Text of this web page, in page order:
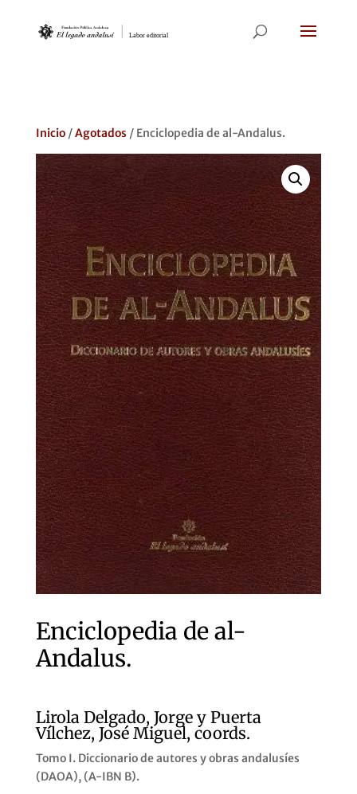
Inicio/Agotados/ Enciclopedia de al-Andalus.
Enciclopedia de al-
Andalus.
Lirola Delgado, Jorge y Puerta
Vílchez, José Miguel, coords.
Tomo I. Diccionario de autores y obras andalusíes
(DAOA), (A-IBN B).